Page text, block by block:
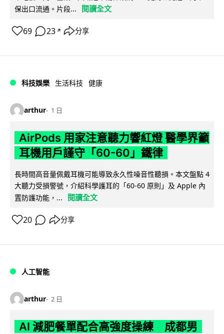
保出口流通。片段...
閱讀全文
69 23 ↗ 分享
科技娛樂 生活科技 健康
arthur 1 日
AirPods 用家注意聽力響紅燈 醫學界籲
耳機用戶謹守「60-60」鐵律
長時間高音量佩戴耳機可能導致永久性噪音性聽損。本文盤點 4
大聽力受損警號，介紹科學護耳的「60-60 原則」及 Apple 內
置防護功能，...
閱讀全文
20 分享
人工智能
arthur 2 日
AI 減肥餐單配合高強度操練 成都男